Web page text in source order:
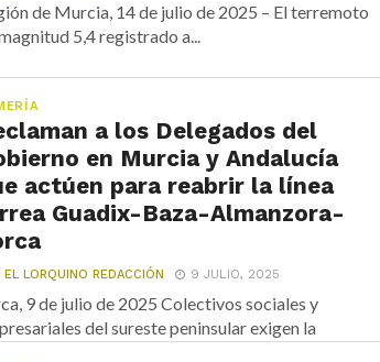
de Murcia, 14 de julio de 2025 – El terremoto
5,4 registrado a...
a los Delegados del
en Murcia y Andalucía
actúen para reabrir la línea
Guadix-Baza-Almanzora-
EL LORQUINO REDACCIÓN 9 JULIO, 2025
9 de julio de 2025 Colectivos sociales y
del sureste peninsular exigen la